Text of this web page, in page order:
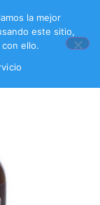
la mejor
este sitio,
ello.